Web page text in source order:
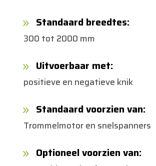
9 Standaard breedtes:
300 tot 2000 mm
9 Uitvoerbaar met:
positieve en negatieve knik
9 Standaard voorzien van:
Trommelmotor en snelspanners
9 Optioneel voorzien van: